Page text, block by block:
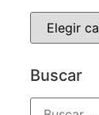
Buscar